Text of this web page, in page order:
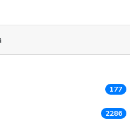
177
2286